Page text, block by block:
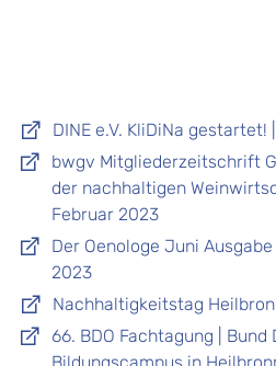
DINE e.V. KliDiNa gestartet!
bwgv Mitgliederzeitschrift
der nachhaltigen
Februar 2023
Der Oenologe Juni
2023
Nachhaltigkeitstag
66. BDO Fachtagung |